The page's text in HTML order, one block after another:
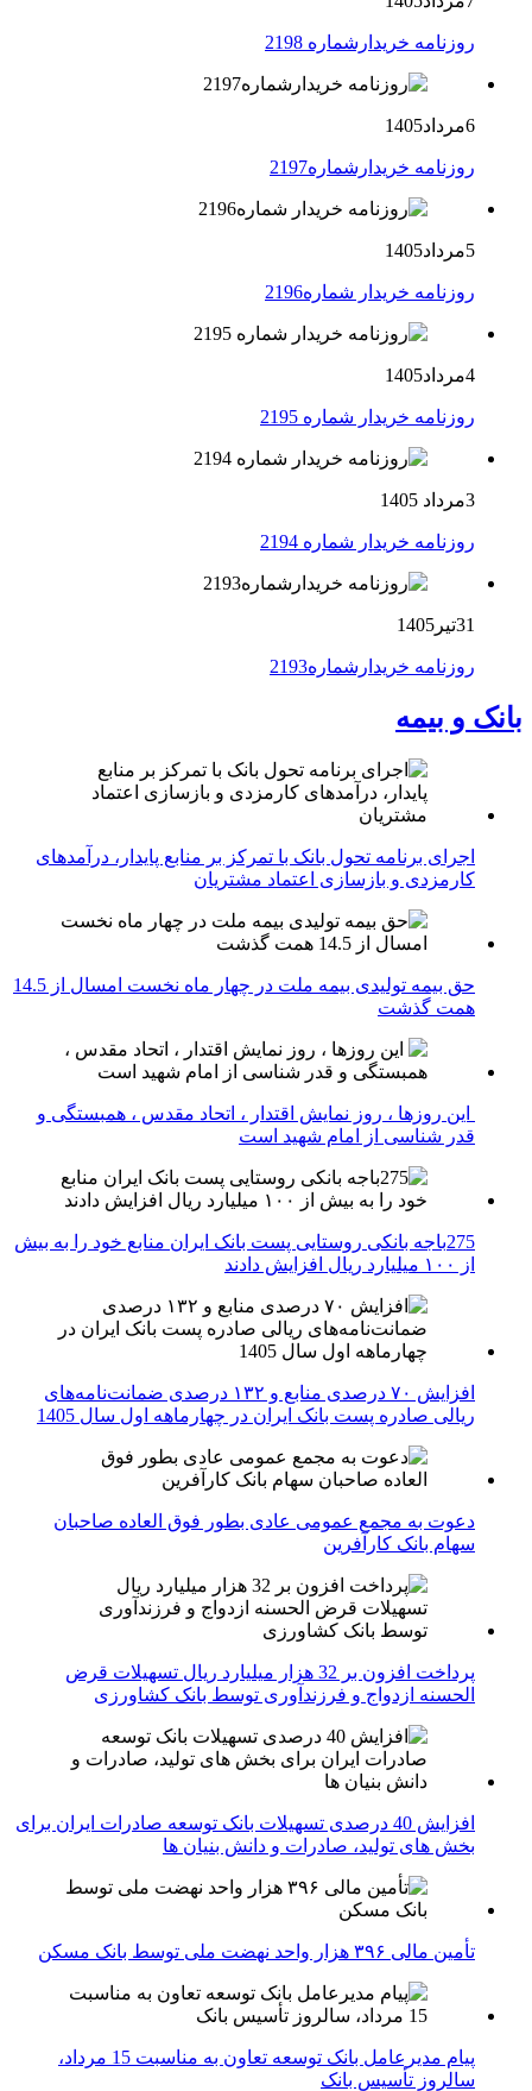
روزنامه خریدارشماره 2198
6مرداد1405
روزنامه خریدارشماره2197
5مرداد1405
روزنامه خریدار شماره2196
4مرداد1405
روزنامه خریدار شماره 2195
3مرداد 1405
روزنامه خریدار شماره 2194
31تیر1405
روزنامه خریدارشماره2193
بانک و بیمه
اجرای برنامه تحول بانک با تمرکز بر منابع پایدار، درآمدهای
کارمزدی و بازسازی اعتماد مشتریان
حق بیمه تولیدی بیمه ملت در چهار ماه نخست امسال از 14.5
همت گذشت
این روزها ، روز نمایش اقتدار ، اتحاد مقدس ، همبستگی و
قدر شناسی از امام شهید است
275باجه بانکی روستایی پست بانک ایران منابع خود را به بیش
از ۱۰۰ میلیارد ریال افزایش دادند
افزایش ۷۰ درصدی منابع و ۱۳۲ درصدی ضمانت‌نامه‌های
ریالی صادره پست بانک ایران در چهارماهه اول سال 1405
دعوت به مجمع عمومی عادی بطور فوق العاده صاحبان
سهام بانک کارآفرین
پرداخت افزون بر 32 هزار میلیارد ریال تسهیلات قرض
الحسنه ازدواج و فرزندآوری توسط بانک کشاورزی
افزایش 40 درصدی تسهیلات بانک توسعه صادرات ایران برای
بخش های تولید، صادرات و دانش بنیان ها
تأمین مالی ۳۹۶ هزار واحد نهضت ملی توسط بانک مسکن
پیام مدیرعامل بانک توسعه تعاون به مناسبت 15 مرداد،
سالروز تأسیس بانک